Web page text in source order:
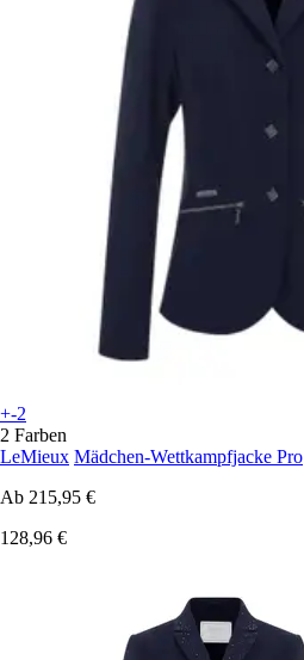
+-2
2 Farben
LeMieux Mädchen-Wettkampfjacke Pro
Ab 215,95 €
128,96 €